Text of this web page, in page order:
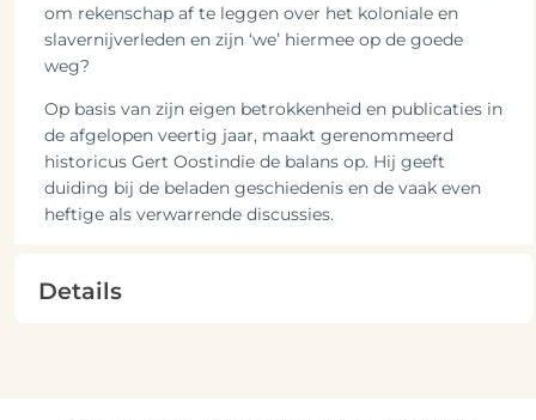
om rekenschap af te leggen over het koloniale en
slavernijverleden en zijn ‘we’ hiermee op de goede
weg?
Op basis van zijn eigen betrokkenheid en publicaties in
de afgelopen veertig jaar, maakt gerenommeerd
historicus Gert Oostindie de balans op. Hij geeft
duiding bij de beladen geschiedenis en de vaak even
heftige als verwarrende discussies.
Details